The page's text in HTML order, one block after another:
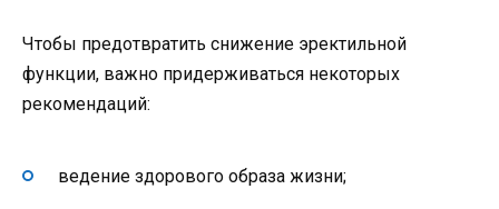
Чтобы предотвратить снижение эректильной
функции, важно придерживаться некоторых
рекомендаций:
ведение здорового образа жизни;